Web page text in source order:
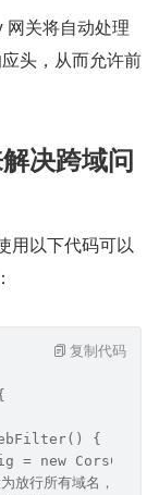
关将自动处理
头，从而允许前
决跨域问
用以下代码可以
{
= new
行所有域名，生产环
复制代码